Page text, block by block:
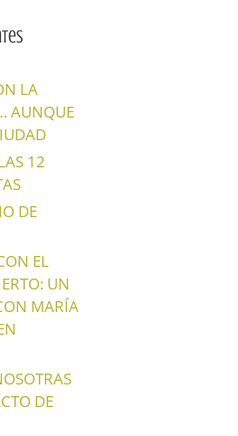
LA
AUNQUE
12
DE
EL
UN
MARÍA
DE